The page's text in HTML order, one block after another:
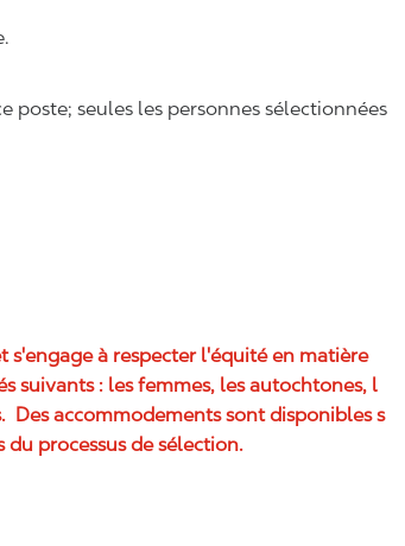
poste; seules les personnes sélectionnées
s'engage à respecter l'équité en matière
suivants : les femmes, les autochtones, l
Des accommodements sont disponibles s
processus de sélection.